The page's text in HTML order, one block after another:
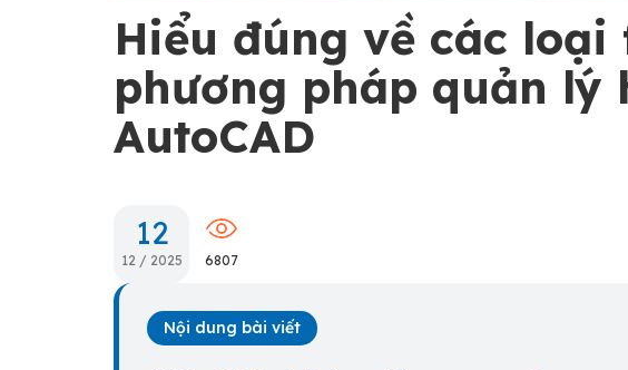
Hiểu đúng về các loại
phương pháp quản lý
AutoCAD
12
12 / 2025 6807
Nội dung bài viết